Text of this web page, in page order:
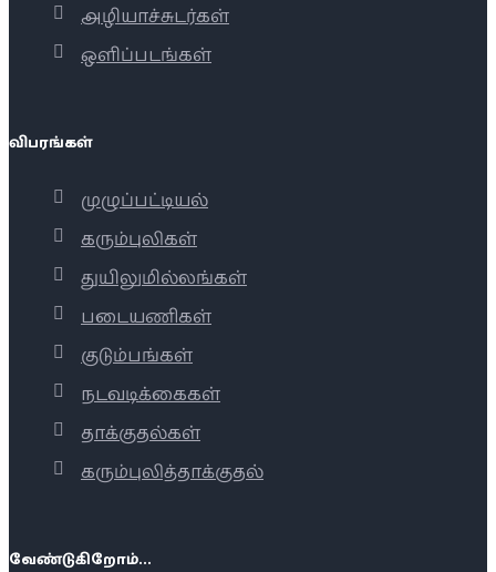
அழியாச்சுடர்கள்
ஒளிப்படங்கள்
விபரங்கள்
முழுப்பட்டியல்
கரும்புலிகள்
துயிலுமில்லங்கள்
படையணிகள்
குடும்பங்கள்
நடவடிக்கைகள்
தாக்குதல்கள்
கரும்புலித்தாக்குதல்
வேண்டுகிறோம்...